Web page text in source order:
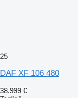
25
DAF XF 106 480
38.999 €